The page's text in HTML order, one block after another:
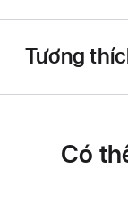
Tương
Có